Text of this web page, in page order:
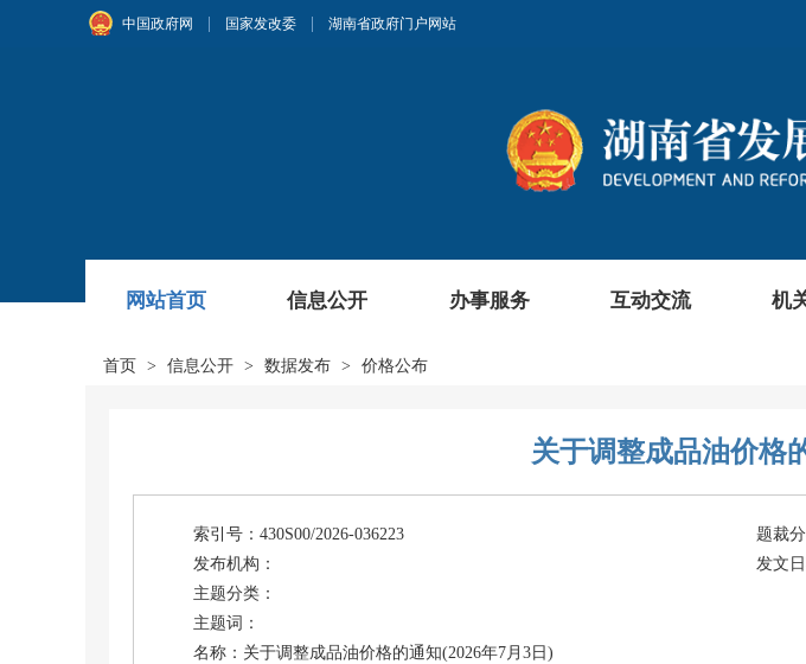
中国政府网 国家发改委 湖南省政府门户网站
网站首页 信息公开 办事服务 互动交流 机
首页 > 信息公开 > 数据发布 > 价格公布
关于调整成品油价格
索引号：430S00/2026-036223
题裁分
发布机构：
发文
主题分类：
主题词：
名称：关于调整成品油价格的通知(2026年7月3日)